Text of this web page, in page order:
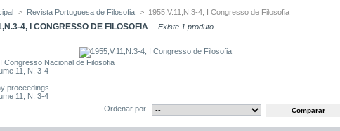
> Revista Portuguesa de Filosofia > 1955,V.11,N.3-4, I Congresso de Filosofia
4, I CONGRESSO DE FILOSOFIA Existe 1 produto.
Congresso Nacional de Filosofia
11, N. 3-4
proceedings
11, N. 3-4
Ordenar por